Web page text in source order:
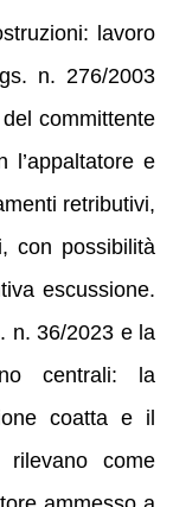
lavoro
n. 276/2003
committente
l’appaltatore e
retributivi,
con possibilità
escussione.
n. 36/2023 e la
centrali: la
coatta e il
rilevano come